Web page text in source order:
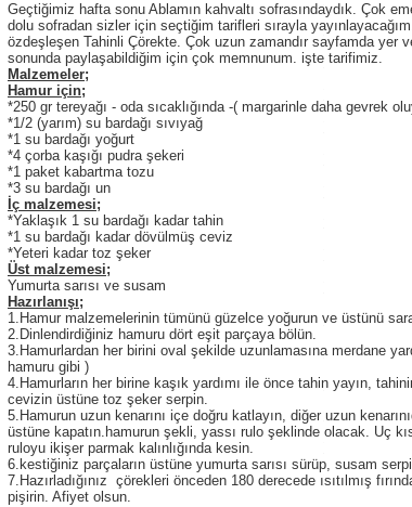
Geçtiğimiz hafta sonu Ablamın kahvaltı sofrasındaydık. Çok
dolu sofradan sizler için seçtiğim tarifleri sırayla
özdeşleşen Tahinli Çörekte. Çok uzun zamandır sayfamda yer
sonunda paylaşabildiğim için çok memnunum. işte tarifimiz.
Malzemeler;
Hamur için;
*250 gr tereyağı - oda sıcaklığında -( margarinle daha gevrek
*1/2 (yarım) su bardağı sıvıyağ
*1 su bardağı yoğurt
*4 çorba kaşığı pudra şekeri
*1 paket kabartma tozu
*3 su bardağı un
İç malzemesi;
*Yaklaşık 1 su bardağı kadar tahin
*1 su bardağı kadar dövülmüş ceviz
*Yeteri kadar toz şeker
Üst malzemesi;
Yumurta sarısı ve susam
Hazırlanışı;
1.Hamur malzemelerinin tümünü güzelce yoğurun ve üstünü
2.Dinlendirdiğiniz hamuru dört eşit parçaya bölün.
3.Hamurlardan her birini oval şekilde uzunlamasına merdane
hamuru gibi )
4.Hamurların her birine kaşık yardımı ile önce tahin yayın,
cevizin üstüne toz şeker serpin.
5.Hamurun uzun kenarını içe doğru katlayın, diğer uzun
üstüne kapatın.hamurun şekli, yassı rulo şeklinde olacak. Uç
ruloyu ikişer parmak kalınlığında kesin.
6.kestiğiniz parçaların üstüne yumurta sarısı sürüp, susam
7.Hazırladığınız çörekleri önceden 180 derecede ısıtılmış
pişirin. Afiyet olsun.